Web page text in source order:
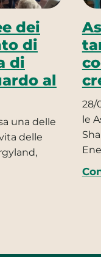
dei
di
di
al
una delle
delle
28/
le